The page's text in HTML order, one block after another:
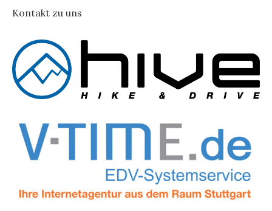
Kontakt zu uns